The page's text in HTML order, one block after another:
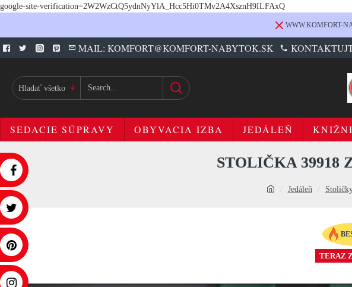
google-site-verification=2W2WzCtQ5ydnNyYlA_Hcc5Hi0TMv2A4XsznH9ILFAxQ
WWW.KOMFORT-
MAIL: KOMFORT@KOMFORT-NABYTOK.SK
Hladať všetko
SEDACIE SÚPRAVY OBYVACIA IZBA JEDÁLEŇ
Jedáleň
STOLIČKA 39918
TERAZ